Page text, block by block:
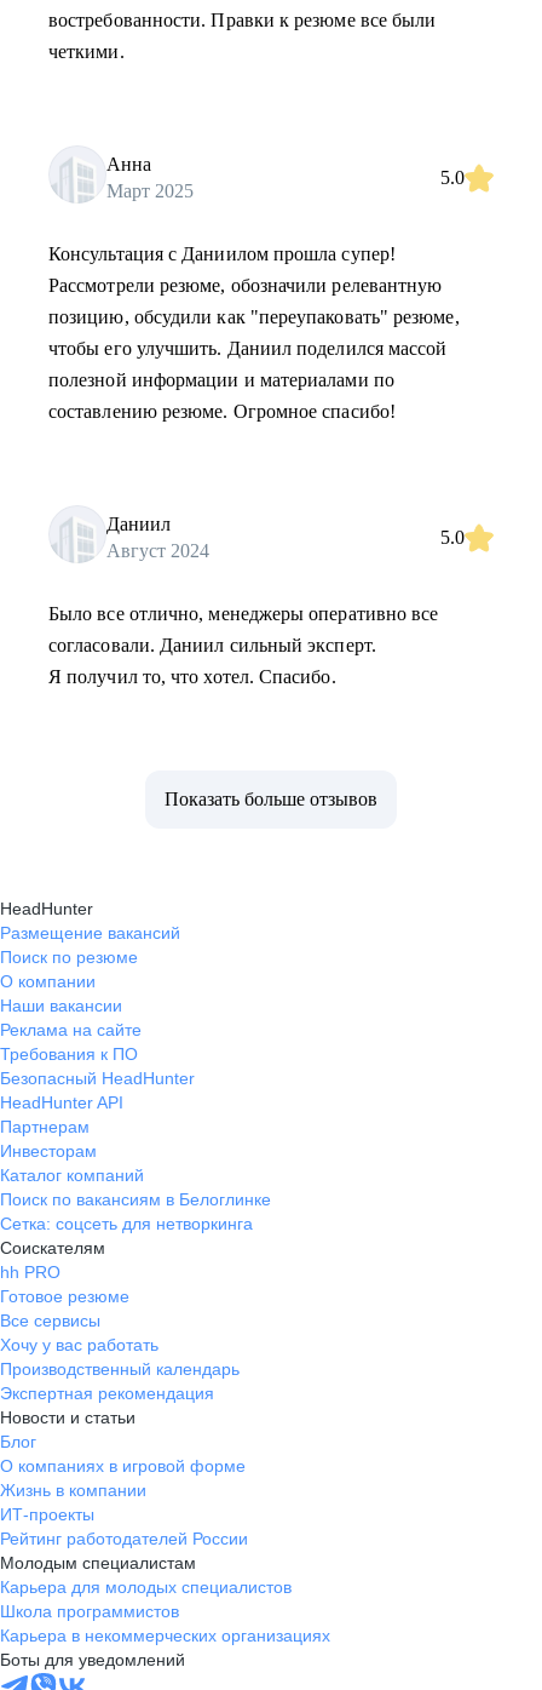
востребованности. Правки к резюме все были
четкими.
Анна
Март 2025
5.0
Консультация с Даниилом прошла супер!
Рассмотрели резюме, обозначили релевантную
позицию, обсудили как "переупаковать" резюме,
чтобы его улучшить. Даниил поделился массой
полезной информации и материалами по
составлению резюме. Огромное спасибо!
Даниил
Август 2024
5.0
Было все отлично, менеджеры оперативно все
согласовали. Даниил сильный эксперт.
Я получил то, что хотел. Спасибо.
Показать больше отзывов
HeadHunter
Размещение вакансий
Поиск по резюме
О компании
Наши вакансии
Реклама на сайте
Требования к ПО
Безопасный HeadHunter
HeadHunter API
Партнерам
Инвесторам
Каталог компаний
Поиск по вакансиям в Белоглинке
Сетка: соцсеть для нетворкинга
Соискателям
hh PRO
Готовое резюме
Все сервисы
Хочу у вас работать
Производственный календарь
Экспертная рекомендация
Новости и статьи
Блог
О компаниях в игровой форме
Жизнь в компании
ИТ-проекты
Рейтинг работодателей России
Молодым специалистам
Карьера для молодых специалистов
Школа программистов
Карьера в некоммерческих организациях
Боты для уведомлений